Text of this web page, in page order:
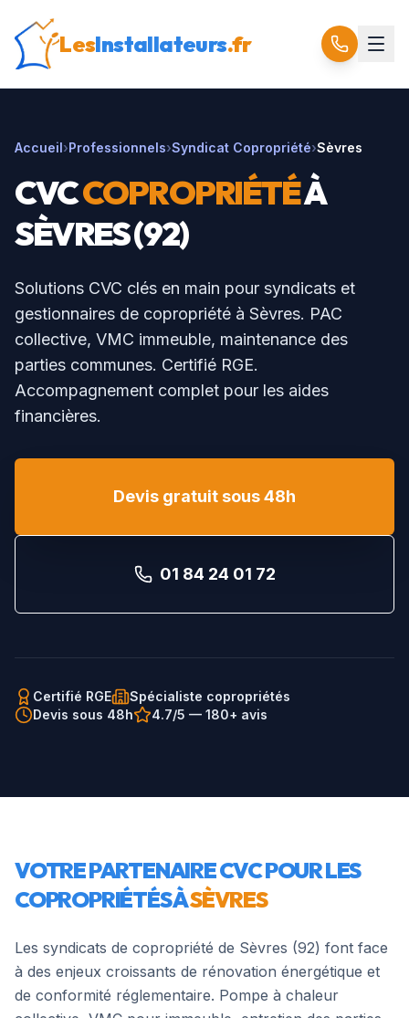
LesInstallateurs.fr
Accueil›Professionnels›Syndicat Copropriété›Sèvres
CVCCOPROPRIÉTÉÀ
SÈVRES(92)
Solutions CVC clés en main pour syndicats et
gestionnaires de copropriété à Sèvres. PAC
collective, VMC immeuble, maintenance des
parties communes. Certifié RGE.
Accompagnement complet pour les aides
financières.
Devis gratuit sous 48h
01 84 24 01 72
Certifié RGE
Spécialiste copropriétés
Devis sous 48h
4.7/5 — 180+ avis
VOTRE PARTENAIRE CVC POUR LES
COPROPRIÉTÉS ÀSÈVRES
Les syndicats de copropriété de Sèvres (92) font face
à des enjeux croissants de rénovation énergétique et
de conformité réglementaire. Pompe à chaleur